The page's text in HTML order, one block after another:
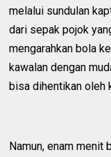
melalui sundulan
dari sepak pojok
mengarahkan bola
kawalan dengan
bisa dihentikan oleh
Namun, enam menit